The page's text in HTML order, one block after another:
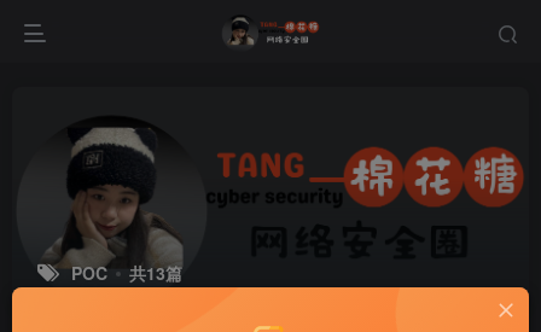
POC 共13篇